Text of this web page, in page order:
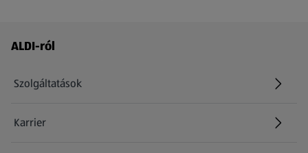
Láblécmenü - további linkek
ALDI-ról
Szolgáltatások
Karrier
(új oldalon nyílik meg)